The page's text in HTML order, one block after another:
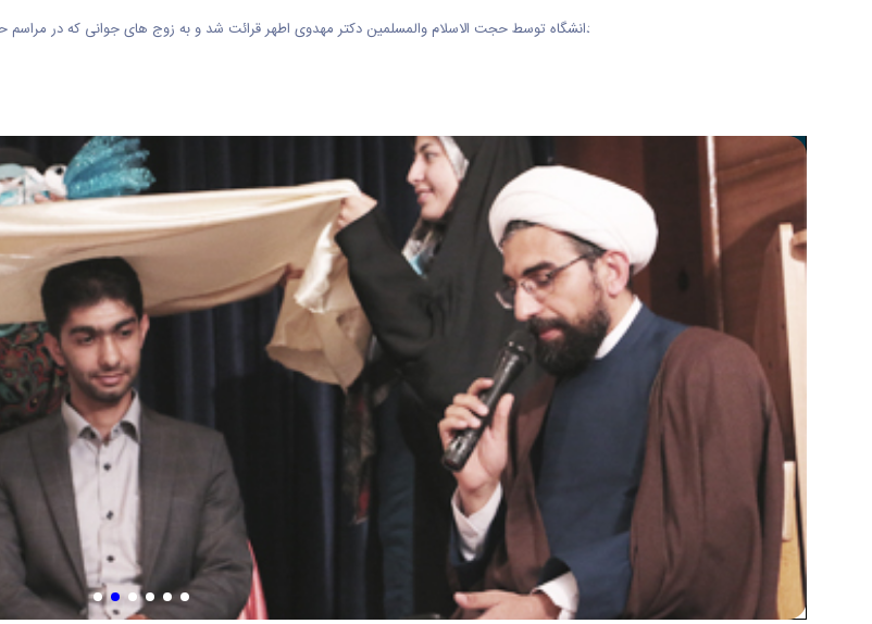
در پایان نیز خطبه عقد یک زوج جوان دانشگاه توسط حجت الاسلام والمسلمین دکتر مهدوی اطهر قرائت شد و به زوج های جوانی که در